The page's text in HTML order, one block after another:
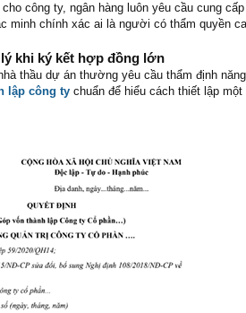
công ty, ngân hàng luôn yêu cầu cung
minh chính xác ai là người có thẩm quyền
khi ký kết hợp đồng lớn
thầu dự án thường yêu cầu thẩm định
lập công ty chuẩn để hiểu cách thiết lập